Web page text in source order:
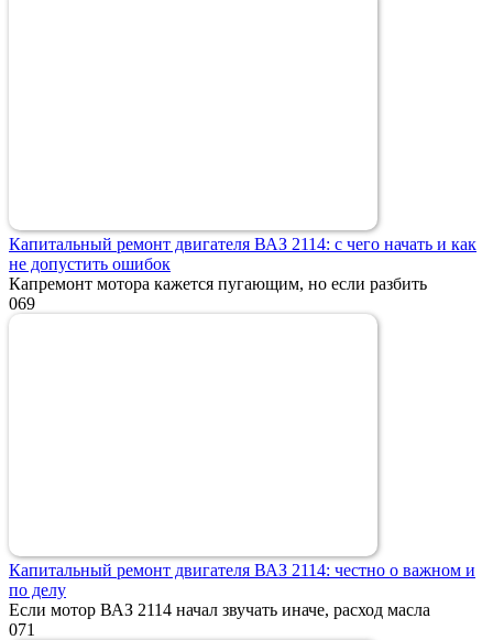
Капитальный ремонт двигателя ВАЗ 2114: с чего начать и как
не допустить ошибок
Капремонт мотора кажется пугающим, но если разбить
069
Капитальный ремонт двигателя ВАЗ 2114: честно о важном и
по делу
Если мотор ВАЗ 2114 начал звучать иначе, расход масла
071